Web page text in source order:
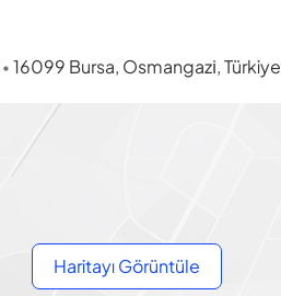
• 16099 Bursa, Osmangazi̇, Türkiye
Haritayı Görüntüle